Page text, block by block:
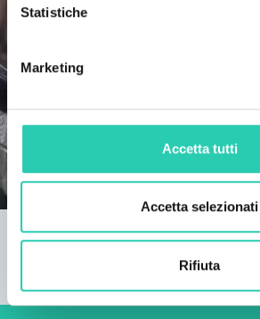
Statistiche
Marketing
Accetta tutti
Accetta selezionati
Rifiuta
Inabili alla morte